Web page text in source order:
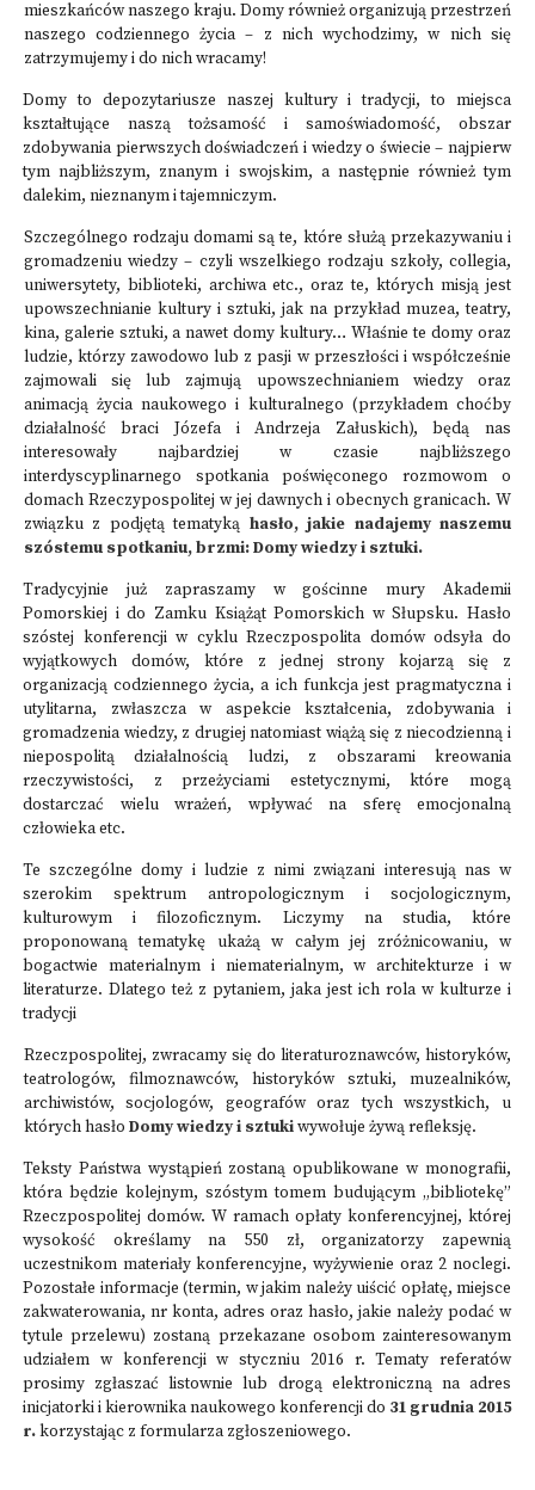
mieszkańców naszego kraju. Domy również organizują przestrzeń
naszego codziennego życia – z nich wychodzimy, w nich się
zatrzymujemy i do nich wracamy!
Domy to depozytariusze naszej kultury i tradycji, to miejsca
kształtujące naszą tożsamość i samoświadomość, obszar
zdobywania pierwszych doświadczeń i wiedzy o świecie – najpierw
tym najbliższym, znanym i swojskim, a następnie również tym
dalekim, nieznanym i tajemniczym.
Szczególnego rodzaju domami są te, które służą przekazywaniu i
gromadzeniu wiedzy – czyli wszelkiego rodzaju szkoły, collegia,
uniwersytety, biblioteki, archiwa etc., oraz te, których misją jest
upowszechnianie kultury i sztuki, jak na przykład muzea, teatry,
kina, galerie sztuki, a nawet domy kultury… Właśnie te domy oraz
ludzie, którzy zawodowo lub z pasji w przeszłości i współcześnie
zajmowali się lub zajmują upowszechnianiem wiedzy oraz
animacją życia naukowego i kulturalnego (przykładem choćby
działalność braci Józefa i Andrzeja Załuskich), będą nas
interesowały najbardziej w czasie najbliższego
interdyscyplinarnego spotkania poświęconego rozmowom o
domach Rzeczypospolitej w jej dawnych i obecnych granicach. W
związku z podjętą tematyką hasło, jakie nadajemy naszemu
szóstemu spotkaniu, brzmi: Domy wiedzy i sztuki.
Tradycyjnie już zapraszamy w gościnne mury Akademii
Pomorskiej i do Zamku Książąt Pomorskich w Słupsku. Hasło
szóstej konferencji w cyklu Rzeczpospolita domów odsyła do
wyjątkowych domów, które z jednej strony kojarzą się z
organizacją codziennego życia, a ich funkcja jest pragmatyczna i
utylitarna, zwłaszcza w aspekcie kształcenia, zdobywania i
gromadzenia wiedzy, z drugiej natomiast wiążą się z niecodzienną i
niepospolitą działalnością ludzi, z obszarami kreowania
rzeczywistości, z przeżyciami estetycznymi, które mogą
dostarczać wielu wrażeń, wpływać na sferę emocjonalną
człowieka etc.
Te szczególne domy i ludzie z nimi związani interesują nas w
szerokim spektrum antropologicznym i socjologicznym,
kulturowym i filozoficznym. Liczymy na studia, które
proponowaną tematykę ukażą w całym jej zróżnicowaniu, w
bogactwie materialnym i niematerialnym, w architekturze i w
literaturze. Dlatego też z pytaniem, jaka jest ich rola w kulturze i
tradycji
Rzeczpospolitej, zwracamy się do literaturoznawców, historyków,
teatrologów, filmoznawców, historyków sztuki, muzealników,
archiwistów, socjologów, geografów oraz tych wszystkich, u
których hasło Domy wiedzy i sztukiwywołuje żywą refleksję.
Teksty Państwa wystąpień zostaną opublikowane w monografii,
która będzie kolejnym, szóstym tomem budującym „bibliotekę”
Rzeczpospolitej domów. W ramach opłaty konferencyjnej, której
wysokość określamy na 550 zł, organizatorzy zapewnią
uczestnikom materiały konferencyjne, wyżywienie oraz 2 noclegi.
Pozostałe informacje (termin, w jakim należy uiścić opłatę, miejsce
zakwaterowania, nr konta, adres oraz hasło, jakie należy podać w
tytule przelewu) zostaną przekazane osobom zainteresowanym
udziałem w konferencji w styczniu 2016 r. Tematy referatów
prosimy zgłaszać listownie lub drogą elektroniczną na adres
inicjatorki i kierownika naukowego konferencji do 31 grudnia 2015
r.korzystając z formularza zgłoszeniowego.